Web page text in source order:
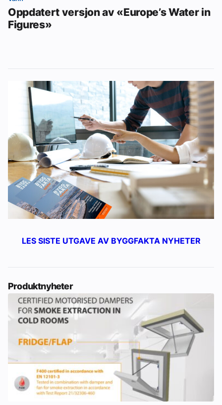
Oppdatert versjon av «Europe’s Water in
Figures»
LES SISTE UTGAVE AV BYGGFAKTA NYHETER
Produktnyheter